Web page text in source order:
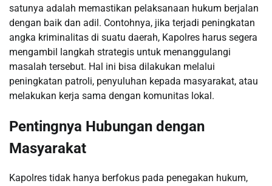
satunya adalah memastikan pelaksanaan hukum berjalan
dengan baik dan adil. Contohnya, jika terjadi peningkatan
angka kriminalitas di suatu daerah, Kapolres harus segera
mengambil langkah strategis untuk menanggulangi
masalah tersebut. Hal ini bisa dilakukan melalui
peningkatan patroli, penyuluhan kepada masyarakat, atau
melakukan kerja sama dengan komunitas lokal.
Pentingnya Hubungan dengan
Masyarakat
Kapolres tidak hanya berfokus pada penegakan hukum,